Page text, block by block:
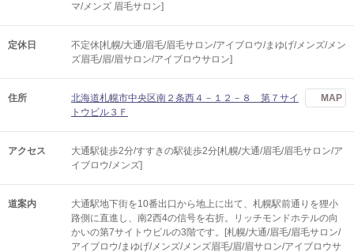
マ/メンズ 眉毛サロン]
定休日
不定休[札幌/大通/眉毛/眉毛サロン/アイブロウ/まゆげ/メンズ/メン
ズ眉毛/眉/眉サロン/アイブロウサロン]
住所
北海道札幌市中央区南２条西４－１２－８ 第７サイ
トウビル３Ｆ
MAP
アクセス
大通駅徒歩2分/すすきの駅徒歩2分[札幌/大通/眉毛/眉毛サロン/ア
イブロウ/メンズ]
道案内
大通駅地下街を10番出口から地上に出て、札幌駅前通りを狸小
路側に直進し、南2西4の信号を右折。リッチモンドホテルの向
かいの第7サイトウビルの3階です。[札幌/大通/眉毛/眉毛サロン/
アイブロウ/まゆげ/メンズ/メンズ眉毛/眉/眉サロン/アイブロウサ